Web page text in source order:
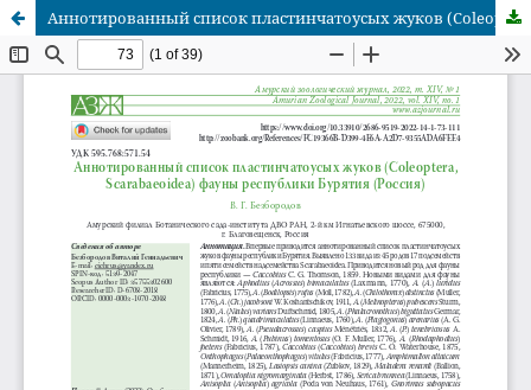
Аннотированный список пластинчатоусых жуков (Coleoptera, Scarabaeoidea) фауны республики Бурятия (Россия)